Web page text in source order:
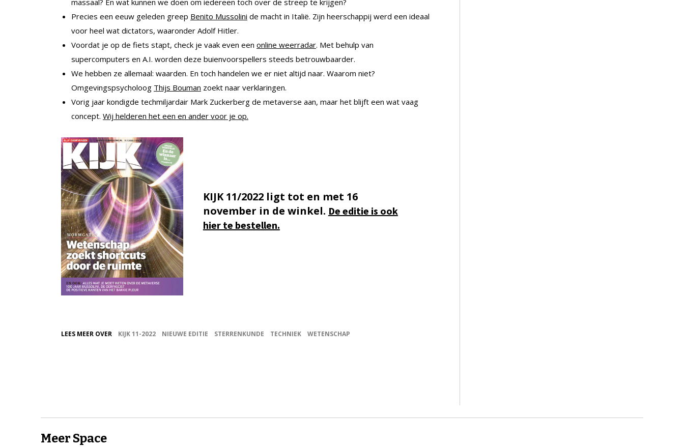
Precies een eeuw geleden greep Benito Mussolini de macht in Italië. Zijn heerschappij werd een ideaal
voor heel wat dictators, waaronder Adolf Hitler.
Voordat je op de fiets stapt, check je vaak even een online weerradar. Met behulp van
supercomputers en A.I. worden deze buienvoorspellers steeds betrouwbaarder.
We hebben ze allemaal: waarden. En toch handelen we er niet altijd naar. Waarom niet?
Omgevingspsycholoog Thijs Bouman zoekt naar verklaringen.
Vorig jaar kondigde techmiljardair Mark Zuckerberg de metaverse aan, maar het blijft een wat vaag
concept. Wij helderen het een en ander voor je op.
KIJK 11/2022 ligt tot en met 16
november in de winkel. De editie is ook
hier te bestellen.
LEES MEER OVER KIJK 11-2022 NIEUWE EDITIE STERRENKUNDE TECHNIEK WETENSCHAP
Meer Space